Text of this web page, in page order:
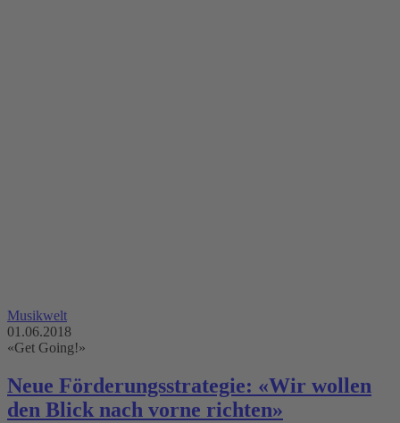
Musikwelt
01.06.2018
«Get Going!»
Neue Förderungsstrategie: «Wir wollen
den Blick nach vorne richten»